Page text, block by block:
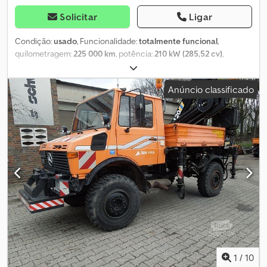
Solicitar Ligar
Condição:usado, Funcionalidade:totalmente funcional,
quilometragem:225 000 km, potência:210 kW (285,52 cv),
, tipo de combustível:
laranja, configuração de eixo:4x4, Ano de fabrico:2011, horas de
funcionamento:11 425 h, número da máquina/veículo:
WDB4052011V227950, Equipamento:acoplamento de reboque,
ar condicionado, bloqueio do diferencial, controlo de
velocidade de cruzeiro, faróis adicionais, hidráulica, tração
integral, Equipamento: C50 VarioPilot (direção reversível
direita/esquerda) J28 Tacógrafo CE, digital, com função adicional
de escrita MQ8 Motor diesel Mercedes-Benz 6 cilindros
OM906LA, 210kW (286CV) MS5 BlueTec 5 (Euro 5) M74 Sistema de
limpeza rápida do radiador Clean-Fix N05 Tomada de força do
motor traseira (com flange) N08 Tomada de força do motor incl.
tomada frontal G33 Propulsão hidrostática com motor de
deslocamento variável (SN) A52 Bloqueio do diferencial no eixo
dianteiro D12 Placa frontal de acoplamento EN15432, tipo F1c D50
Equipamento de montagem traseira C67 Depósito de
Anúncio classificado
1 / 10